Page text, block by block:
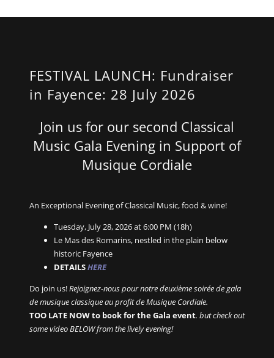
FESTIVAL LAUNCH: Fundraiser
in Fayence: 28 July 2026
Join us for our second Classical
Music Gala Evening in Support of
Musique Cordiale
An Exceptional Evening of Classical Music, food & wine!
Tuesday, July 28, 2026 at 6:00 PM (18h)
Le Mas des Romarins, nestled in the plain below
historic Fayence
DETAILSHERE
Do join us!Rejoignez-nous pour notre deuxième soirée de gala
de musique classique au profit de Musique Cordiale.
TOO LATE NOW to book for the Gala event. but check out
some video BELOW from the lively evening!